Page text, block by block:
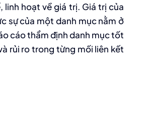
hoạt về giá trị. Giá trị của
sự của một danh mục nằm ở
cáo thẩm định danh mục tốt
rủi ro trong từng mối liên kết